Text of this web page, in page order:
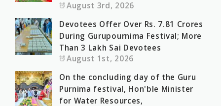
August 3rd, 2026
Devotees Offer Over Rs. 7.81 Crores
During Gurupournima Festival; More
Than 3 Lakh Sai Devotees
August 1st, 2026
On the concluding day of the Guru
Purnima festival, Hon'ble Minister
for Water Resources,